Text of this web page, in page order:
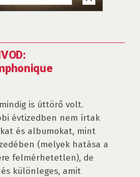
is úttörő volt.
évtizedben nem írtak
és albumokat, mint
(melyek hatása a
felmérhetetlen), de
különleges, amit